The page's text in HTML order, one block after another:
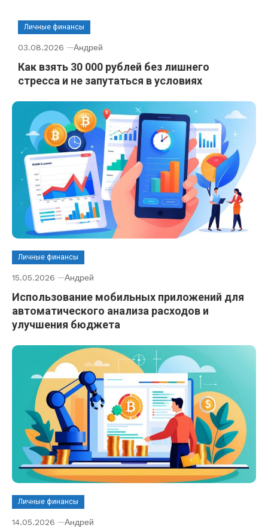
Личные финансы
03.08.2026 Андрей
Как взять 30 000 рублей без лишнего
стресса и не запутаться в условиях
Личные финансы
15.05.2026 Андрей
Использование мобильных приложений для
автоматического анализа расходов и
улучшения бюджета
Личные финансы
14.05.2026 Андрей